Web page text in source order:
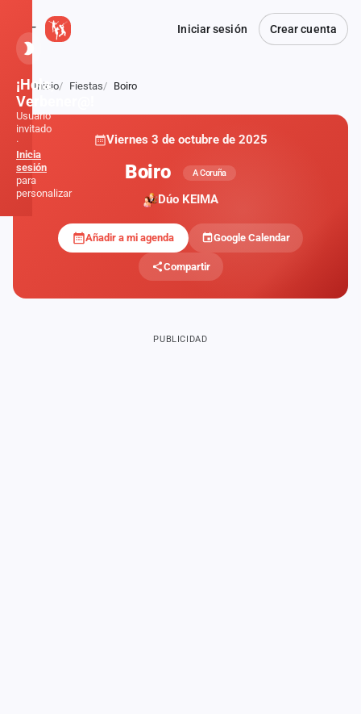
Iniciar sesión Crear cuenta
Atrás
Inicio Fiestas Boiro
Viernes 3 de octubre de 2025
Boiro A Coruña
Dúo KEIMA
Añadir a mi agenda Google Calendar
Compartir
PUBLICIDAD
¡Hola,
Verbener@!
Usuario
invitado
·
Inicia
sesión
para
personalizar